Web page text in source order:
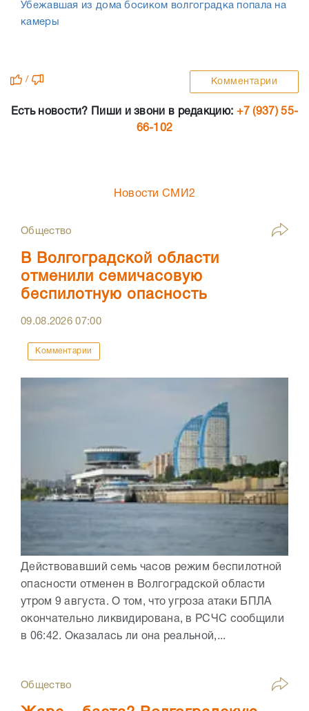
Убежавшая из дома босиком волгоградка попала на
камеры
/ Комментарии
Есть новости? Пиши и звони в редакцию: +7 (937) 55-
66-102
Новости СМИ2
Общество
В Волгоградской области
отменили семичасовую
беспилотную опасность
09.08.202607:00
Комментарии
Действовавший семь часов режим беспилотной
опасности отменен в Волгоградской области
утром 9 августа. О том, что угроза атаки БПЛА
окончательно ликвидирована, в РСЧС сообщили
в 06:42. Оказалась ли она реальной,...
Общество